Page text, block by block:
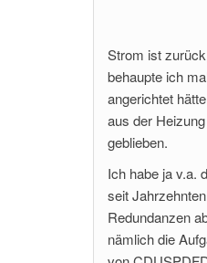
Strom ist
behaupte ich
angerichtet
aus der
geblieben.
Ich habe ja v.a.
seit
Redundanzen
nämlich die